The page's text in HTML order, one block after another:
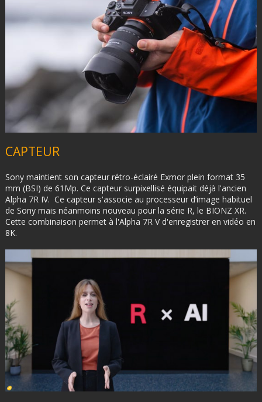
CAPTEUR
Sony maintient son capteur rétro-éclairé Exmor plein format 35
mm (BSI) de 61Mp. Ce capteur surpixellisé équipait déjà l'ancien
Alpha 7R IV. Ce capteur s'associe au processeur d’image habituel
de Sony mais néanmoins nouveau pour la série R, le BIONZ XR.
Cette combinaison permet à l'Alpha 7R V d'enregistrer en vidéo en
8K.